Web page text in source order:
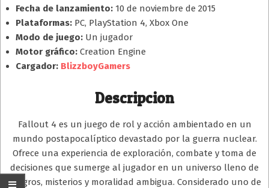
Fecha de lanzamiento: 10 de noviembre de 2015
Plataformas: PC, PlayStation 4, Xbox One
Modo de juego: Un jugador
Motor gráfico: Creation Engine
Cargador: BlizzboyGamers
Descripcion
Fallout 4 es un juego de rol y acción ambientado en un
mundo postapocalíptico devastado por la guerra nuclear.
Ofrece una experiencia de exploración, combate y toma de
decisiones que sumerge al jugador en un universo lleno de
peligros, misterios y moralidad ambigua. Considerado uno de